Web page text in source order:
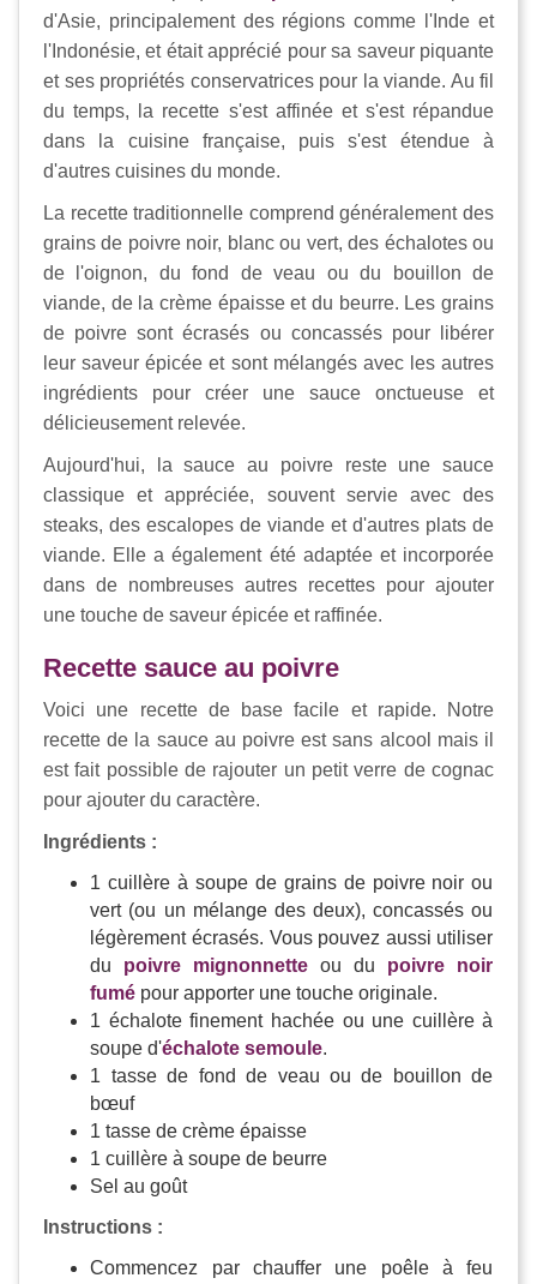
d'Asie, principalement des régions comme l'Inde et
l'Indonésie, et était apprécié pour sa saveur piquante
et ses propriétés conservatrices pour la viande. Au fil
du temps, la recette s'est affinée et s'est répandue
dans la cuisine française, puis s'est étendue à
d'autres cuisines du monde.
La recette traditionnelle comprend généralement des
grains de poivre noir, blanc ou vert, des échalotes ou
de l'oignon, du fond de veau ou du bouillon de
viande, de la crème épaisse et du beurre. Les grains
de poivre sont écrasés ou concassés pour libérer
leur saveur épicée et sont mélangés avec les autres
ingrédients pour créer une sauce onctueuse et
délicieusement relevée.
Aujourd'hui, la sauce au poivre reste une sauce
classique et appréciée, souvent servie avec des
steaks, des escalopes de viande et d'autres plats de
viande. Elle a également été adaptée et incorporée
dans de nombreuses autres recettes pour ajouter
une touche de saveur épicée et raffinée.
Recette sauce au poivre
Voici une recette de base facile et rapide. Notre
recette de la sauce au poivre est sans alcool mais il
est fait possible de rajouter un petit verre de cognac
pour ajouter du caractère.
Ingrédients :
1 cuillère à soupe de grains de poivre noir ou
vert (ou un mélange des deux), concassés ou
légèrement écrasés. Vous pouvez aussi utiliser
du poivre mignonnette ou du poivre noir
fumé pour apporter une touche originale.
1 échalote finement hachée ou une cuillère à
soupe d'échalote semoule.
1 tasse de fond de veau ou de bouillon de
bœuf
1 tasse de crème épaisse
1 cuillère à soupe de beurre
Sel au goût
Instructions :
Commencez par chauffer une poêle à feu